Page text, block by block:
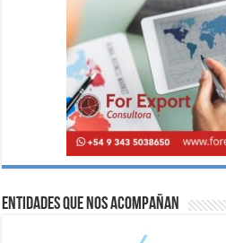
Entidades que nos acompañan